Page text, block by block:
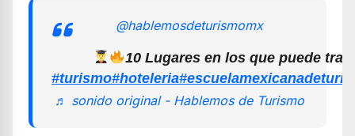
@hablemosdeturismomx
10 Lugares en los que puede
#turismo#hoteleria
♬ sonido original - Hablemos de Turismo